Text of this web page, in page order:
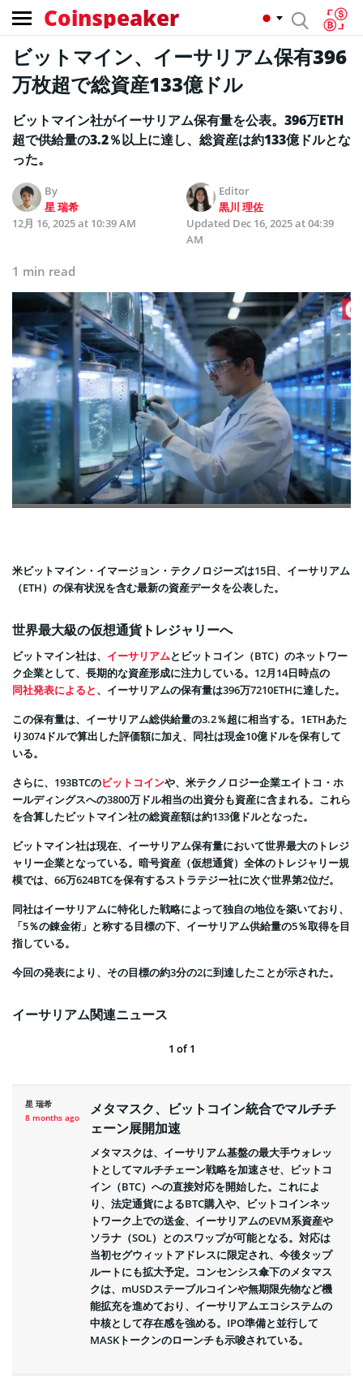
Coinspeaker
ビットマイン、イーサリアム保有396
万枚超で総資産133億ドル
ビットマイン社がイーサリアム保有量を公表。396万ETH
超で供給量の3.2％以上に達し、総資産は約133億ドルとな
った。
By
星 瑞希
Editor
黒川 理佐
12月 16, 2025 at 10:39 AM
Updated Dec 16, 2025 at 04:39
AM
1 min read
米ビットマイン・イマージョン・テクノロジーズは15日、イーサリアム
（ETH）の保有状況を含む最新の資産データを公表した。
世界最大級の仮想通貨トレジャリーへ
ビットマイン社は、 イーサリアムとビットコイン（BTC）のネットワー
ク企業として、長期的な資産形成に注力している。12月14日時点の
同社発表によると、イーサリアムの保有量は396万7210ETHに達した。
この保有量は、イーサリアム総供給量の3.2％超に相当する。1ETHあた
り3074ドルで算出した評価額に加え、同社は現金10億ドルを保有して
いる。
さらに、193BTCのビットコインや、米テクノロジー企業エイトコ・ホ
ールディングスへの3800万ドル相当の出資分も資産に含まれる。これら
を合算したビットマイン社の総資産額は約133億ドルとなった。
ビットマイン社は現在、イーサリアム保有量において世界最大のトレジ
ャリー企業となっている。暗号資産（仮想通貨）全体のトレジャリー規
模では、66万624BTCを保有するストラテジー社に次ぐ世界第2位だ。
同社はイーサリアムに特化した戦略によって独自の地位を築いており、
「5％の錬金術」と称する目標の下、イーサリアム供給量の5％取得を目
指している。
今回の発表により、その目標の約3分の2に到達したことが示された。
イーサリアム関連ニュース
1 of1
星 瑞希
8 months ago
メタマスク、ビットコイン統合でマルチチ
ェーン展開加速
メタマスクは、イーサリアム基盤の最大手ウォレッ
トとしてマルチチェーン戦略を加速させ、ビットコ
イン（BTC）への直接対応を開始した。これによ
り、法定通貨によるBTC購入や、ビットコインネッ
トワーク上での送金、イーサリアムのEVM系資産や
ソラナ（SOL）とのスワップが可能となる。対応は
当初セグウィットアドレスに限定され、今後タップ
ルートにも拡大予定。コンセンシス傘下のメタマス
クは、mUSDステーブルコインや無期限先物など機
能拡充を進めており、イーサリアムエコシステムの
中核として存在感を強める。IPO準備と並行して
MASKトークンのローンチも示唆されている。